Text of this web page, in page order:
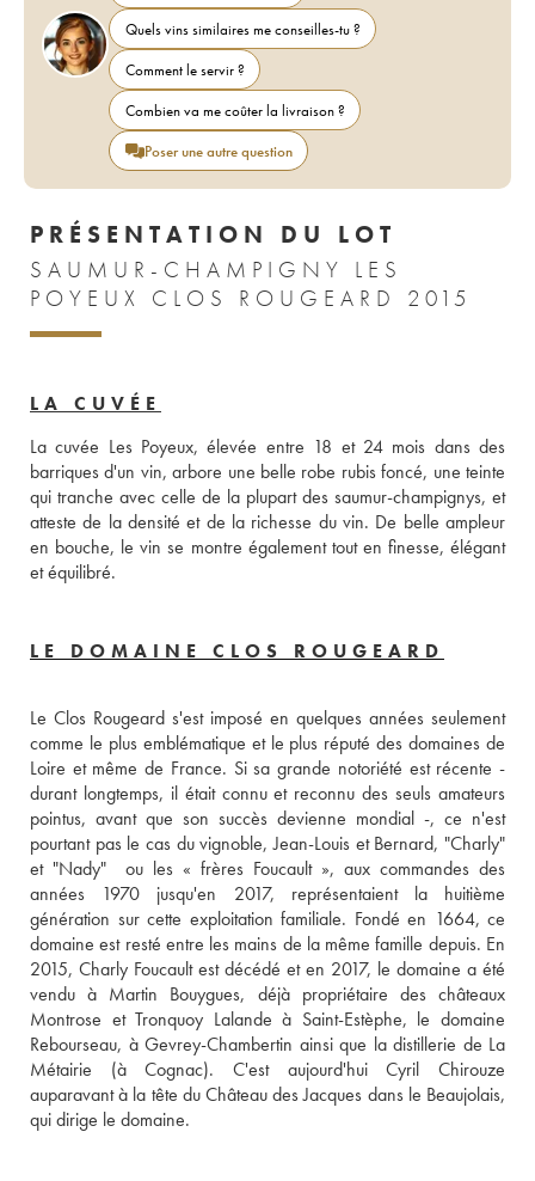
Quels vins similaires me conseilles-tu ?
Comment le servir ?
Combien va me coûter la livraison ?
Poser une autre question
PRÉSENTATION DU LOT
SAUMUR-CHAMPIGNY LES
POYEUX CLOS ROUGEARD 2015
LA CUVÉE
La cuvée Les Poyeux, élevée entre 18 et 24 mois dans des
barriques d'un vin, arbore une belle robe rubis foncé, une teinte
qui tranche avec celle de la plupart des saumur-champignys, et
atteste de la densité et de la richesse du vin. De belle ampleur
en bouche, le vin se montre également tout en finesse, élégant
et équilibré.
LE DOMAINE CLOS ROUGEARD
Le Clos Rougeard s'est imposé en quelques années seulement
comme le plus emblématique et le plus réputé des domaines de
Loire et même de France. Si sa grande notoriété est récente -
durant longtemps, il était connu et reconnu des seuls amateurs
pointus, avant que son succès devienne mondial -, ce n'est
pourtant pas le cas du vignoble, Jean-Louis et Bernard, "Charly"
et "Nady"  ou les « frères Foucault », aux commandes des
années 1970 jusqu'en 2017, représentaient la huitième
génération sur cette exploitation familiale. Fondé en 1664, ce
domaine est resté entre les mains de la même famille depuis. En
2015, Charly Foucault est décédé et en 2017, le domaine a été
vendu à Martin Bouygues, déjà propriétaire des châteaux
Montrose et Tronquoy Lalande à Saint-Estèphe, le domaine
Rebourseau, à Gevrey-Chambertin ainsi que la distillerie de La
Métairie (à Cognac). C'est aujourd'hui Cyril Chirouze
auparavant à la tête du Château des Jacques dans le Beaujolais,
qui dirige le domaine.